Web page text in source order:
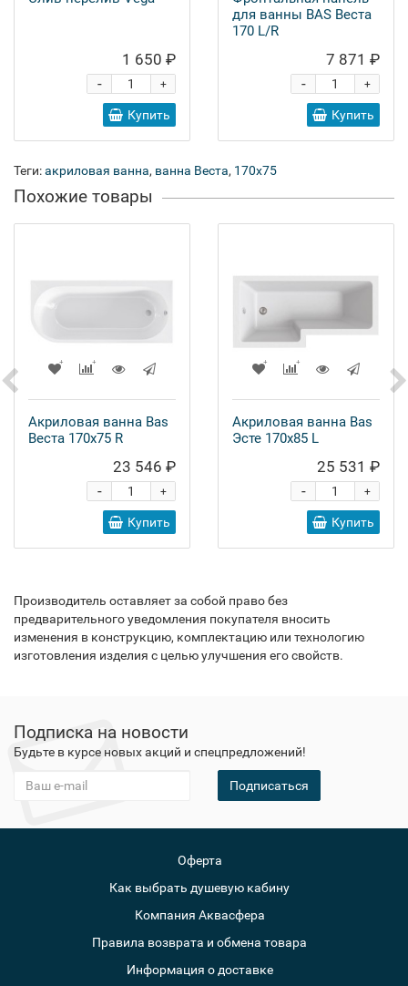
1 650 ₽
+
-
Купить
для ванны BAS Веста
170 L/R
7 871 ₽
+
-
Купить
Теги:акриловая ванна, ванна Веста, 170x75
Похожие товары
Акриловая ванна Bas
Веста 170x75 R
23 546 ₽
+
-
Купить
Акриловая ванна Bas
Эсте 170x85 L
25 531 ₽
+
-
Купить
Производитель оставляет за собой право без
предварительного уведомления покупателя вносить
изменения в конструкцию, комплектацию или технологию
изготовления изделия с целью улучшения его свойств.
Подписка на новости
Будьте в курсе новых акций и спецпредложений!
Подписаться
Оферта
Как выбрать душевую кабину
Компания Аквасфера
Правила возврата и обмена товара
Информация о доставке